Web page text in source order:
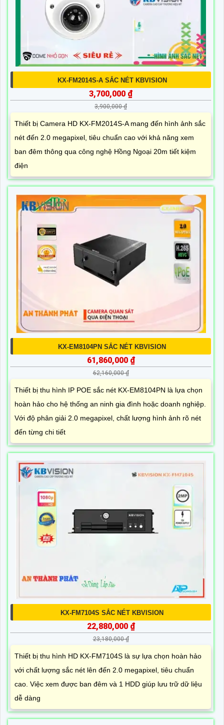
KX-FM2014S-A SẮC NÉT KBVISION
3,700,000 ₫
3,900,000 ₫
Thiết bị Camera HD KX-FM2014S-A mang đến hình ảnh sắc
nét đến 2.0 megapixel, tiêu chuẩn cao với khả năng xem
ban đêm thông qua công nghệ Hồng Ngoại 20m tiết kiệm
điện
KX-EM8104PN SẮC NÉT KBVISION
61,860,000 ₫
62,160,000 ₫
Thiết bị thu hình IP POE sắc nét KX-EM8104PN là lựa chọn
hoàn hảo cho hệ thống an ninh gia đình hoặc doanh nghiệp.
Với độ phân giải 2.0 megapixel, chất lượng hình ảnh rõ nét
đến từng chi tiết
KX-FM7104S SẮC NÉT KBVISION
22,880,000 ₫
23,180,000 ₫
Thiết bị thu hình HD KX-FM7104S là sự lựa chọn hoàn hảo
với chất lượng sắc nét lên đến 2.0 megapixel, tiêu chuẩn
cao. Việc xem được ban đêm và 1 HDD giúp lưu trữ dữ liệu
dễ dàng